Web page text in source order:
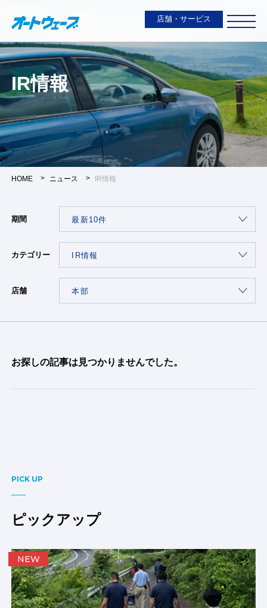
店舗・サービス
IR情報
HOME ニュース IR情報
期間
カテゴリー
店舗
お探しの記事は見つかりませんでした。
PICK UP
ピックアップ
NEW